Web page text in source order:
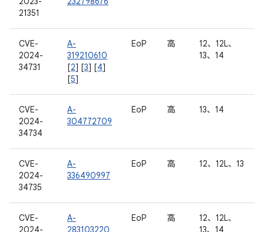
21351
CVE-
2024-
34731
A-
319210610
[2] [3] [4]
[5]
EoP 高
12、12L、
13、14
CVE-
2024-
34734
A-
304772709
EoP 高 13、14
CVE-
2024-
34735
A-
336490997
EoP 高 12、12L、13
CVE-
2024-
A-
283103220
EoP 高
12、12L、
13、14